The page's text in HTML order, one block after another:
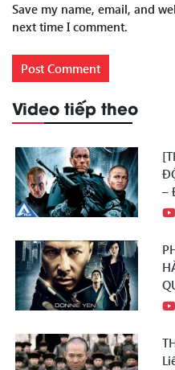
Save my name, email, and
next time I comment.
Video tiếp theo
–